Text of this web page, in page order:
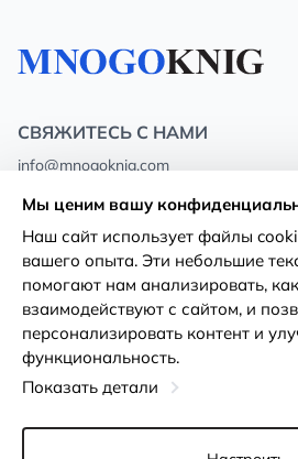
СВЯЖИТЕСЬ С НАМИ
info@mnogoknig.com
Rīga, Augusta Deglava 69d, LV-1082
О нас
Магазины
Доставка и оплата
Карты лояльности
Мы ценим вашу
Наш сайт использует файлы
вашего опыта. Эти небольшие
помогают нам анализировать,
взаимодействуют с сайтом, и
персонализировать контент и
функциональность.
Показать детали